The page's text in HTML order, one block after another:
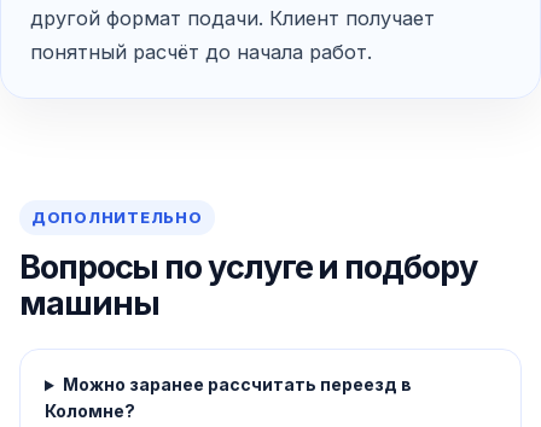
другой формат подачи. Клиент получает
понятный расчёт до начала работ.
ДОПОЛНИТЕЛЬНО
Вопросы по услуге и подбору
машины
Можно заранее рассчитать переезд в
Коломне?